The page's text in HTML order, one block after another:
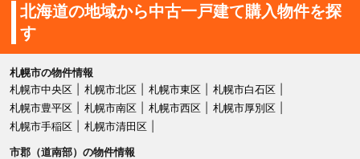
北海道の地域から中古一戸建て購入物件を探
す
札幌市の物件情報
札幌市中央区
札幌市北区 札幌市東区
札幌市白石区
札幌市豊平区
札幌市南区 札幌市西区
札幌市厚別区
札幌市手稲区
札幌市清田区
市郡（道南部）の物件情報